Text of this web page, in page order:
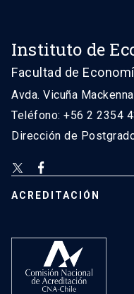
Instituto de
Facultad de
Avda. Vicuña
Teléfono: +56 2 2354
Dirección de
ACREDITACIÓN